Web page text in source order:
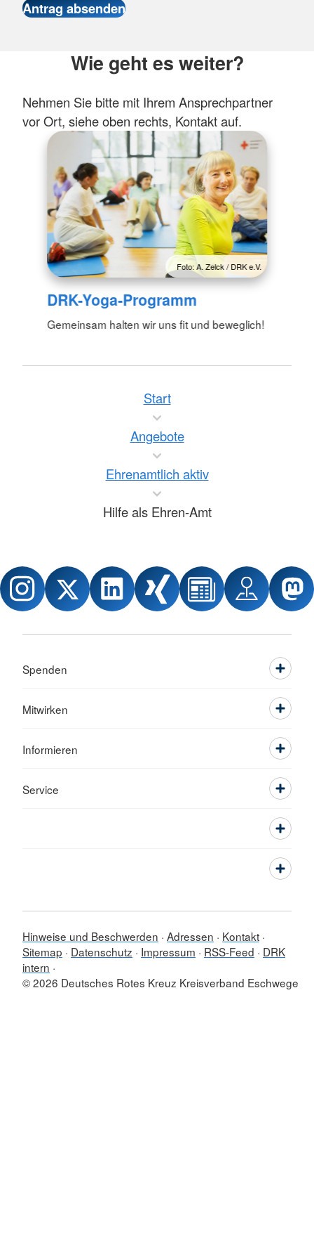
Wie geht es weiter?
Nehmen Sie bitte mit Ihrem Ansprechpartner
vor Ort, siehe oben rechts, Kontakt auf.
Foto: A. Zelck / DRK e.V.
DRK-Yoga-Programm
Gemeinsam halten wir uns fit und beweglich!
Start
Angebote
Ehrenamtlich aktiv
Hilfe als Ehren-Amt
Spenden
Mitwirken
Informieren
Service
Hinweise und Beschwerden Adressen
Kontakt
Sitemap
Datenschutz Impressum RSS-Feed
DRK
intern
© 2026 Deutsches Rotes Kreuz Kreisverband Eschwege